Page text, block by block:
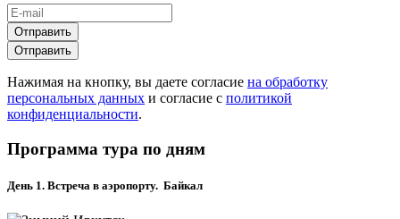
Отправить
Отправить
Нажимая на кнопку, вы даете согласие на обработку
персональных данных и согласие с политикой
конфиденциальности.
Программа тура по дням
День 1. Встреча в аэропорту. Байкал